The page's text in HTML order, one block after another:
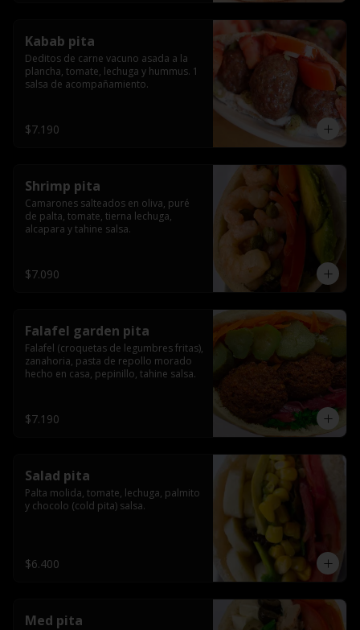
Kabab pita
Deditos de carne vacuno asada a la
plancha, tomate, lechuga y hummus. 1
salsa de acompañamiento.
$7.190
Shrimp pita
Camarones salteados en oliva, puré
de palta, tomate, tierna lechuga,
alcapara y tahine salsa.
$7.090
Falafel garden pita
Falafel (croquetas de legumbres fritas),
zanahoria, pasta de repollo morado
hecho en casa, pepinillo, tahine salsa.
$7.190
Salad pita
Palta molida, tomate, lechuga, palmito
y chocolo (cold pita) salsa.
$6.400
Med pita